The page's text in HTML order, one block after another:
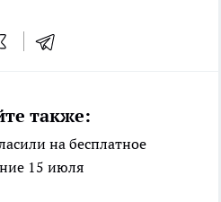
также:
на бесплатное
15 июля